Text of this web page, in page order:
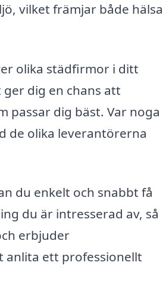
vilket främjar både hälsa
olika städfirmor i ditt
dig en chans att
dig bäst. Var noga
de olika leverantörerna
du enkelt och snabbt få
du är intresserad av, så
erbjuder
anlita ett professionellt